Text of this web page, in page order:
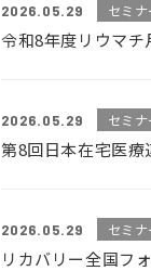
2026.05.29 セミ
令和8年度リウマチ
2026.05.29 セミ
第8回日本在宅医療
2026.05.29 セミ
リカバリー全国フ